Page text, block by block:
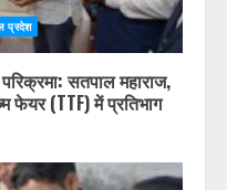
प्रदेश
सतपाल महाराज,
फेयर (TTF) में प्रतिभाग